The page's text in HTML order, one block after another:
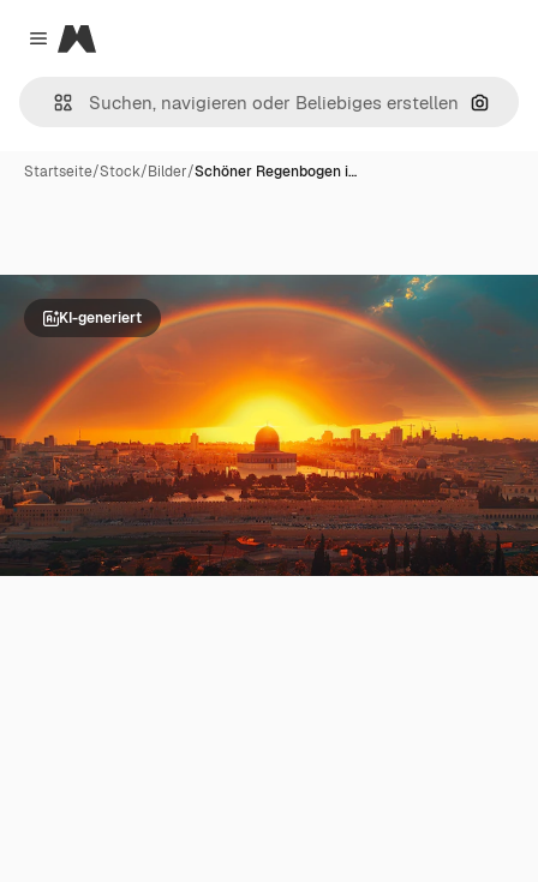
Close menu
Magnific
Nach
Startseite/Stock/Bilder/Schöner Regenbogen i…
KI-generiert